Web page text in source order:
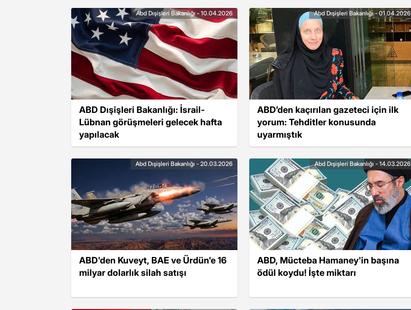
ABD Dışişleri Bakanlığı: İsrail-
Lübnan görüşmeleri gelecek hafta
yapılacak
Abd Dışişleri Bakanlığı - 10.04.2026
ABD’den kaçırılan gazeteci için ilk
yorum: Tehditler konusunda
uyarmıştık
Abd Dışişleri Bakanlığı - 01.04.2026
ABD'den Kuveyt, BAE ve Ürdün'e 16
milyar dolarlık silah satışı
Abd Dışişleri Bakanlığı - 20.03.2026
ABD, Mücteba Hamaney'in başına
ödül koydu! İşte miktarı
Abd Dışişleri Bakanlığı - 14.03.2026